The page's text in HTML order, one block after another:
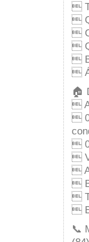






🏠








📞